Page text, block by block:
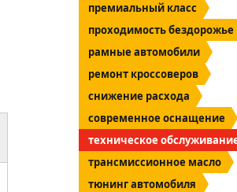
премиальный класс
проходимость бездорожье
рамные автомобили
ремонт кроссоверов
снижение расхода
современное оснащение
техническое
трансмиссионное масло
тюнинг автомобиля